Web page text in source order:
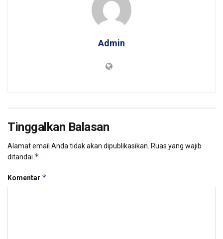
Admin
Tinggalkan Balasan
Alamat email Anda tidak akan dipublikasikan. Ruas yang wajib
ditandai *
Komentar *